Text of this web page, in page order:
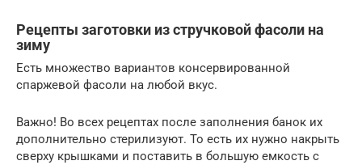
Рецепты заготовки из стручковой фасоли на
зиму
Есть множество вариантов консервированной
спаржевой фасоли на любой вкус.
Важно! Во всех рецептах после заполнения банок их
дополнительно стерилизуют. То есть их нужно накрыть
сверху крышками и поставить в большую емкость с